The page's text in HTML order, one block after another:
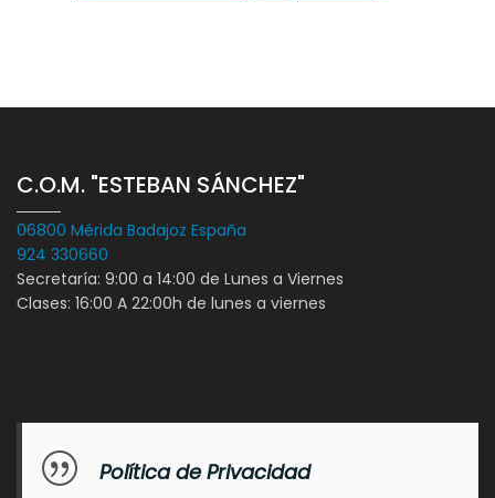
C.O.M. "ESTEBAN SÁNCHEZ"
06800 Mérida Badajoz España
924 330660
Secretaría: 9:00 a 14:00 de Lunes a Viernes
Clases: 16:00 A 22:00h de lunes a viernes
Política de Privacidad